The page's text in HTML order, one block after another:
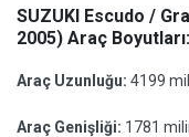
SUZUKI Escudo /
2005) Araç Boyutları:
Araç Uzunluğu: 4199
Araç Genişliği: 1781